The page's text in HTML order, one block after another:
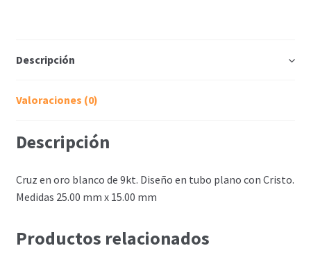
Descripción
Valoraciones (0)
Descripción
Cruz en oro blanco de 9kt. Diseño en tubo plano con Cristo.
Medidas 25.00 mm x 15.00 mm
Productos relacionados